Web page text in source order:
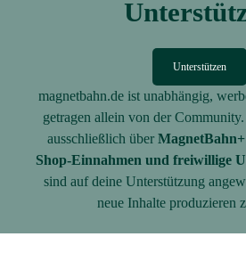
Unterstützen
magnetbahn.de ist unabhängig,
getragen allein von der
ausschließlich über
Shop-Einnahmen und freiwillige
sind auf deine Unterstützung
neue Inhalte produzieren